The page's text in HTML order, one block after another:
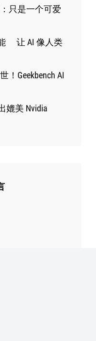
只是一个可爱
让 AI 像人类
！Geekbench AI
媲美 Nvidia